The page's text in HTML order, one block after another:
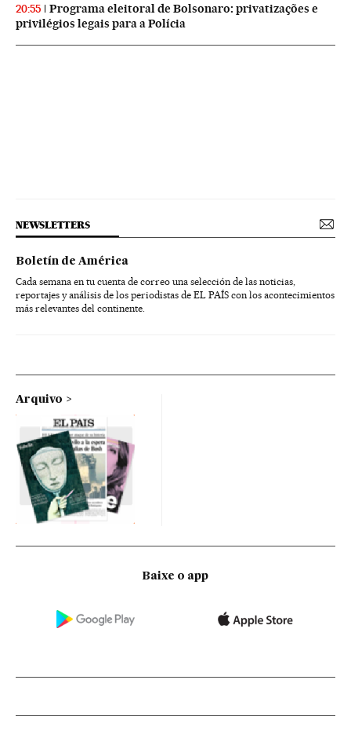
20:55
Programa eleitoral de Bolsonaro: privatizações e
privilégios legais para a Polícia
NEWSLETTERS
Boletín de América
Cada semana en tu cuenta de correo una selección de las noticias,
reportajes y análisis de los periodistas de EL PAÍS con los acontecimientos
más relevantes del continente.
Arquivo
Baixe o app